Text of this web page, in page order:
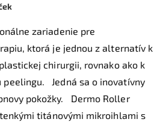
zariadenie pre
ktorá je jednou z alternatív k
chirurgii, rovnako ako k
peelingu.
Jedná sa o inovatívny
pokožky.
Dermo Roller
titánovými mikroihlami s